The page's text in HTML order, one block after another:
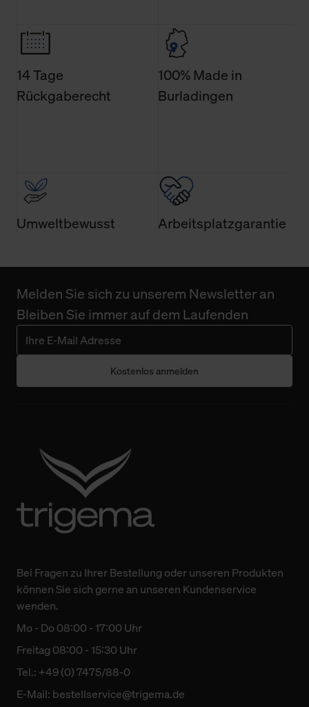
Technologien sowie die Nutzung Ihrer persönlichen Daten
finden Sie in unserer Datenschutzerklärung.
14 Tage
Rückgaberecht
100% Made in
Burladingen
Umweltbewusst Arbeitsplatzgarantie
Melden Sie sich zu unserem Newsletter an
Bleiben Sie immer auf dem Laufenden
Kostenlos anmelden
Bei Fragen zu Ihrer Bestellung oder unseren Produkten
können Sie sich gerne an unseren Kundenservice
wenden.
Mo - Do 08:00 - 17:00 Uhr
Freitag 08:00 - 15:30 Uhr
Tel.: +49 (0) 7475/88-0
E-Mail: bestellservice@trigema.de